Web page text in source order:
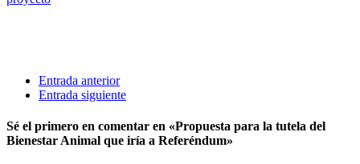
Entrada anterior
Entrada siguiente
Sé el primero en comentar en «Propuesta para la tutela del
Bienestar Animal que iría a Referéndum»